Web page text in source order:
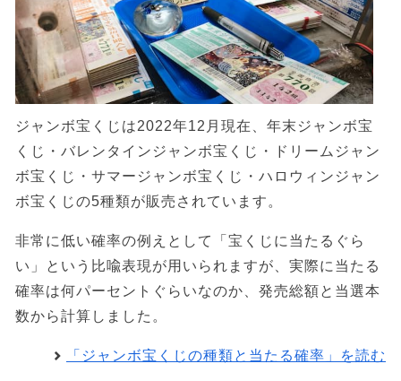
ジャンボ宝くじは2022年12月現在、年末ジャンボ宝
くじ・バレンタインジャンボ宝くじ・ドリームジャン
ボ宝くじ・サマージャンボ宝くじ・ハロウィンジャン
ボ宝くじの5種類が販売されています。
非常に低い確率の例えとして「宝くじに当たるぐら
い」という比喩表現が用いられますが、実際に当たる
確率は何パーセントぐらいなのか、発売総額と当選本
数から計算しました。
「ジャンボ宝くじの種類と当たる確率」を読む